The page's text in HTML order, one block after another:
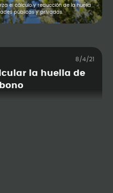
el cálculo y reducción de la huella
públicas y privadas.
8/4/21
la huella de